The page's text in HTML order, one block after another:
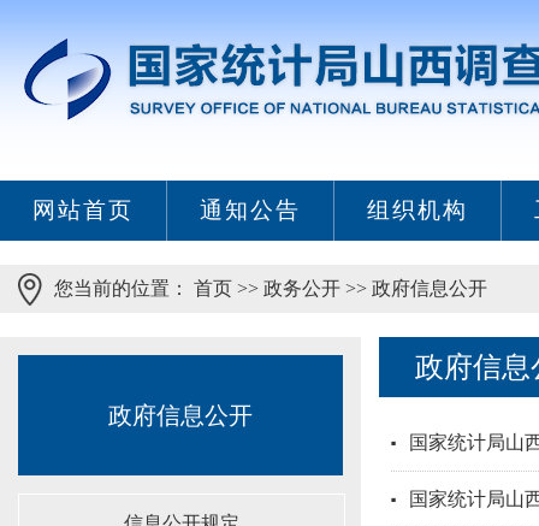
网站首页 通知公告 组织机构
您当前的位置： 首页 >> 政务公开 >> 政府信息公开
政府信息公开
政府信息
国家统计局山
国家统计局山